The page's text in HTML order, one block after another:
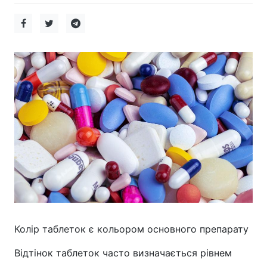
Колір таблеток є кольором основного препарату
Відтінок таблеток часто визначається рівнем